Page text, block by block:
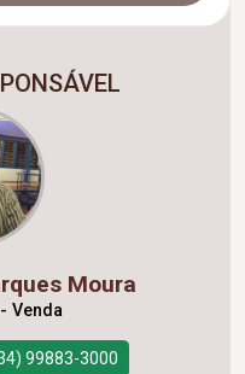
Moura
Venda
99883-3000